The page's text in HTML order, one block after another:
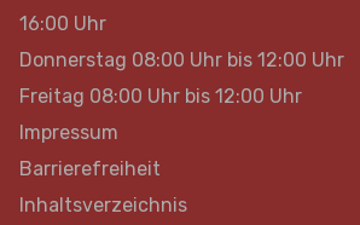
16:00 Uhr
Donnerstag 08:00 Uhr bis 12:00 Uhr
Freitag 08:00 Uhr bis 12:00 Uhr
Impressum
Barrierefreiheit
Inhaltsverzeichnis